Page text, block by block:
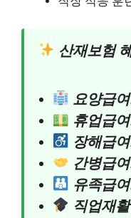
산재보험
요양급여
휴업급여
장해급여
간병급여
유족급여
직업재